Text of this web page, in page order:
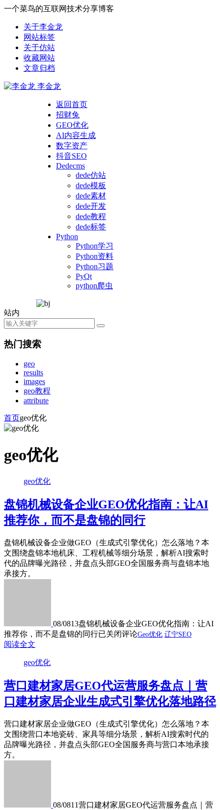
一个菜鸟的互联网技术分享博客
关于李金龙
网站标签
关于仿站
收藏网站
文章归档
李金龙
返回首页
招财兔
GEO优化
AI内容生成
数字资产
抖音SEO
Dedecms
dede仿站
dede模板
dede素材
dede开发
dede教程
dede标签
Python
Python学习
Python资料
Python习题
PyQt
python爬虫
站内
热门搜索
geo
results
images
geo教程
attribute
首页geo优化
geo优化
geo优化
盘锦机械设备企业GEO优化指南：让AI
推荐你，而不是盘锦的同行
盘锦机械设备企业做GEO（生成式引擎优化）怎么落地？本
文围绕盘锦本地机床、工程机械等细分场景，解析AI搜索时
代的品牌曝光路径，并盘点头部GEO全国服务商与盘锦本地
承接方。
08/0813盘锦机械设备企业GEO优化指南：让AI
推荐你，而不是盘锦的同行已关闭评论Geo优化 辽宁SEO
阅读全文
geo优化
营口建材家居GEO代运营服务盘点｜营
口建材家居企业生成式引擎优化落地路径
营口建材家居企业做GEO（生成式引擎优化）怎么落地？本
文围绕营口本地瓷砖、家具等细分场景，解析AI搜索时代的
品牌曝光路径，并盘点头部GEO全国服务商与营口本地承接
方。
08/0811营口建材家居GEO代运营服务盘点｜营